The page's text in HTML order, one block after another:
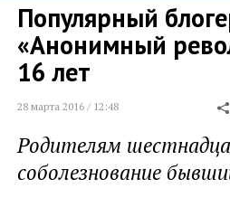
Популярный
«Анонимный
16 лет
28 марта 2016 / 12:48
Родителям
соболезнование